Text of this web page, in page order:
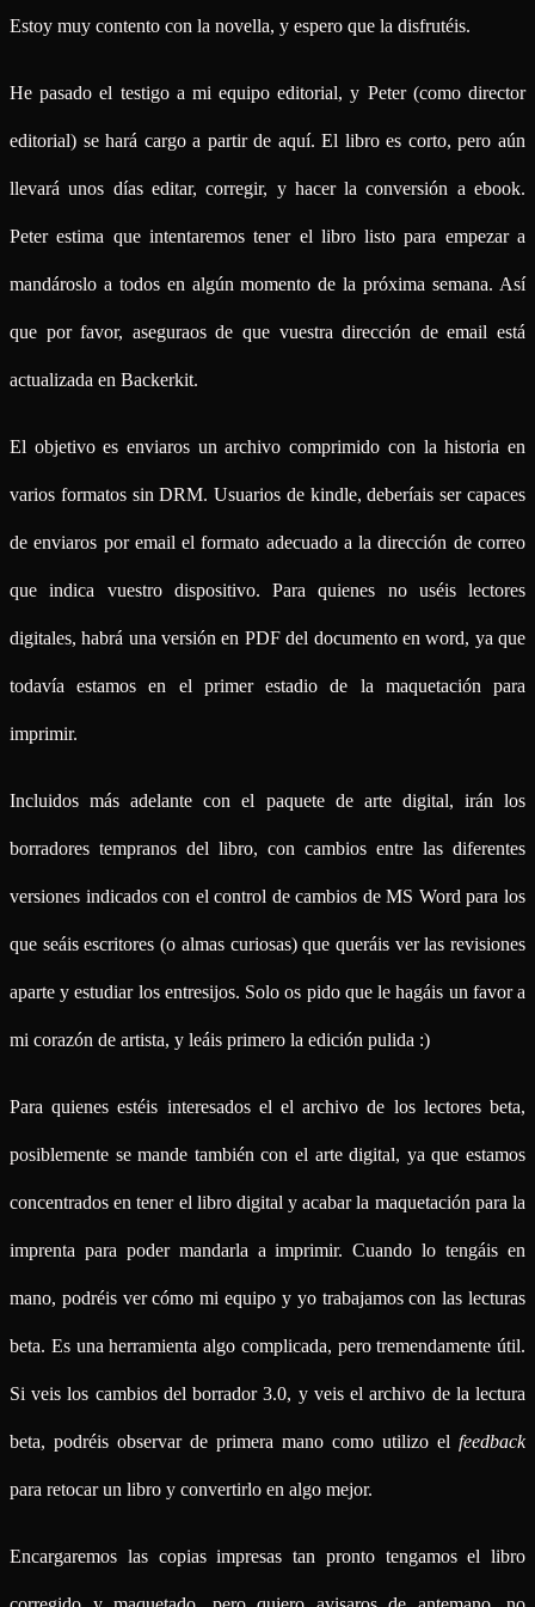
Estoy muy contento con la novella, y espero que la disfrutéis.
He pasado el testigo a mi equipo editorial, y Peter (como director
editorial) se hará cargo a partir de aquí. El libro es corto, pero aún
llevará unos días editar, corregir, y hacer la conversión a ebook.
Peter estima que intentaremos tener el libro listo para empezar a
mandároslo a todos en algún momento de la próxima semana. Así
que por favor, aseguraos de que vuestra dirección de email está
actualizada en Backerkit.
El objetivo es enviaros un archivo comprimido con la historia en
varios formatos sin DRM. Usuarios de kindle, deberíais ser capaces
de enviaros por email el formato adecuado a la dirección de correo
que indica vuestro dispositivo. Para quienes no uséis lectores
digitales, habrá una versión en PDF del documento en word, ya que
todavía estamos en el primer estadio de la maquetación para
imprimir.
Incluidos más adelante con el paquete de arte digital, irán los
borradores tempranos del libro, con cambios entre las diferentes
versiones indicados con el control de cambios de MS Word para los
que seáis escritores (o almas curiosas) que queráis ver las revisiones
aparte y estudiar los entresijos. Solo os pido que le hagáis un favor a
mi corazón de artista, y leáis primero la edición pulida :)
Para quienes estéis interesados el el archivo de los lectores beta,
posiblemente se mande también con el arte digital, ya que estamos
concentrados en tener el libro digital y acabar la maquetación para la
imprenta para poder mandarla a imprimir. Cuando lo tengáis en
mano, podréis ver cómo mi equipo y yo trabajamos con las lecturas
beta. Es una herramienta algo complicada, pero tremendamente útil.
Si veis los cambios del borrador 3.0, y veis el archivo de la lectura
beta, podréis observar de primera mano como utilizo el feedback
para retocar un libro y convertirlo en algo mejor.
Encargaremos las copias impresas tan pronto tengamos el libro